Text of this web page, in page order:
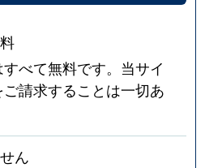
べて無料です。当サイ
請求することは一切あ
ん